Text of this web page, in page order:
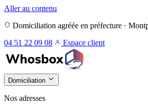
Aller au contenu
Domiciliation agréée en préfecture ·
04 51 22 09 08
Espace client
Domiciliation
Nos adresses